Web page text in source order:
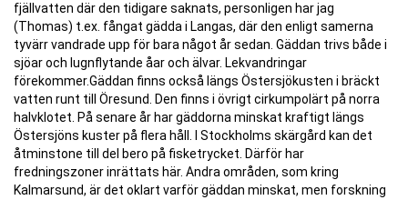
fjällvatten där den tidigare saknats, personligen har jag
(Thomas) t.ex. fångat gädda i Langas, där den enligt samerna
tyvärr vandrade upp för bara något år sedan. Gäddan trivs både i
sjöar och lugnflytande åar och älvar. Lekvandringar
förekommer.Gäddan finns också längs Östersjökusten i bräckt
vatten runt till Öresund. Den finns i övrigt cirkumpolärt på norra
halvklotet. På senare år har gäddorna minskat kraftigt längs
Östersjöns kuster på flera håll. I Stockholms skärgård kan det
åtminstone till del bero på fisketrycket. Därför har
fredningszoner inrättats här. Andra områden, som kring
Kalmarsund, är det oklart varför gäddan minskat, men forskning